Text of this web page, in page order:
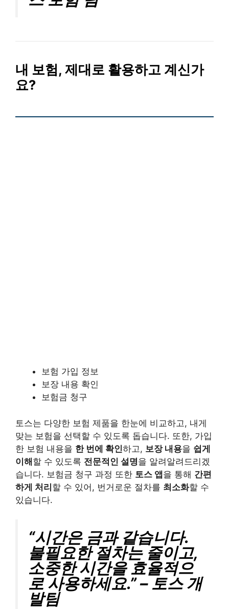
내 보험, 제대로 활용하고 계신가
요?
보험 가입 정보
보장 내용 확인
보험금 청구
토스는 다양한 보험 제품을 한눈에 비교하고, 내게
맞는 보험을 선택할 수 있도록 돕습니다. 또한, 가입
한 보험 내용을 한 번에 확인하고, 보장 내용을 쉽게
이해할 수 있도록 전문적인 설명을 알려알려드리겠
습니다. 보험금 청구 과정 또한 토스 앱을 통해 간편
하게 처리할 수 있어, 번거로운 절차를 최소화할 수
있습니다.
“시간은 금과 같습니다.
불필요한 절차는 줄이고,
소중한 시간을 효율적으
로 사용하세요.” – 토스 개
발팀